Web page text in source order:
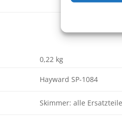
0,22 kg
Hayward SP-1084
Skimmer: alle